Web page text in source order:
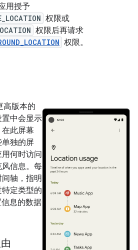
用授予
权限或
权限后再请求
权限。
高版本的
中会显示
此屏幕
独的屏
何时访问
信息。每
轴，指明
定类型的
息的数据